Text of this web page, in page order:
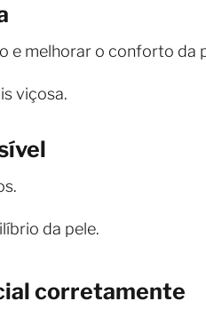
e melhorar o conforto da
viçosa.
da pele.
corretamente